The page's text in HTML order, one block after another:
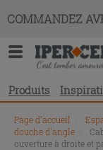
COMMANDEZ
Produits
Page d'accueil
douche d'angle
ouverture à droite et